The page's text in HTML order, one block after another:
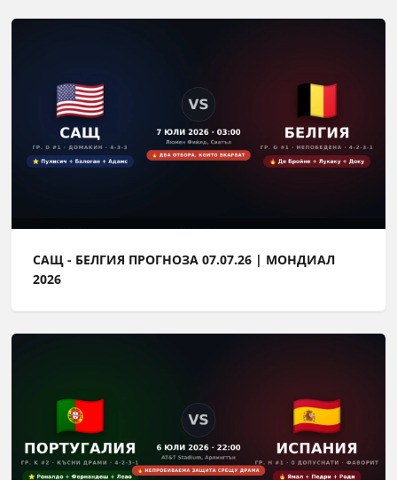
САЩ - БЕЛГИЯ ПРОГНОЗА 07.07.26 | МОНДИАЛ
2026